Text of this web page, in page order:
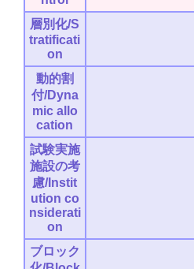
層別化/S
tratificati
on
動的割
付/Dyna
mic allo
cation
試験実施
施設の考
慮/Instit
ution co
nsiderati
on
ブロック